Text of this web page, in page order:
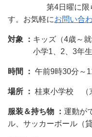
第4日曜に限らず
す。お気軽にお問い合
対象 ： キッズ（4歳～就
小学1、2、3年生
時間 ： 午前9時30分
場所 ： 桂東小学校 （
服装＆持ち物 ： 運動が
ル、サッカーボール（